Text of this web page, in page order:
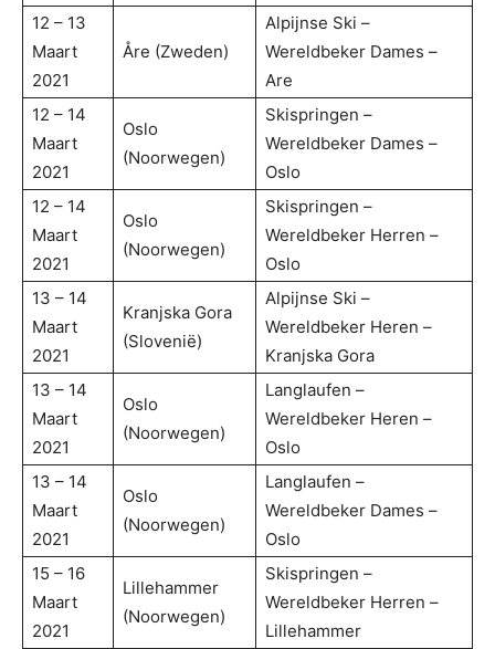
12 – 13
Maart
2021
Åre (Zweden)
Alpijnse Ski –
Wereldbeker Dames –
Are
12 – 14
Maart
2021
Oslo
(Noorwegen)
Skispringen –
Wereldbeker Dames –
Oslo
12 – 14
Maart
2021
Oslo
(Noorwegen)
Skispringen –
Wereldbeker Herren –
Oslo
13 – 14
Maart
2021
Kranjska Gora
(Slovenië)
Alpijnse Ski –
Wereldbeker Heren –
Kranjska Gora
13 – 14
Maart
2021
Oslo
(Noorwegen)
Langlaufen –
Wereldbeker Heren –
Oslo
13 – 14
Maart
2021
Oslo
(Noorwegen)
Langlaufen –
Wereldbeker Dames –
Oslo
15 – 16
Maart
2021
Lillehammer
(Noorwegen)
Skispringen –
Wereldbeker Herren –
Lillehammer